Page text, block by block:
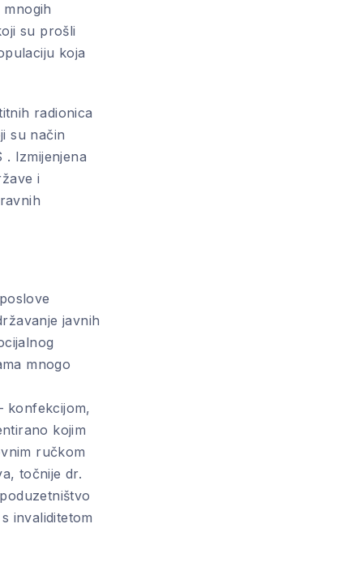
su prošli
koja
radionica
su način
Izmijenjena
i
javnih
mnogo
konfekcijom,
kojim
ručkom
točnije dr.
invaliditetom